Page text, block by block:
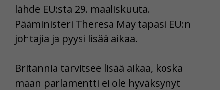
lähde EU:sta 29. maaliskuuta.
Pääministeri Theresa May tapasi EU:n
johtajia ja pyysi lisää aikaa.
Britannia tarvitsee lisää aikaa, koska
maan parlamentti ei ole hyväksynyt